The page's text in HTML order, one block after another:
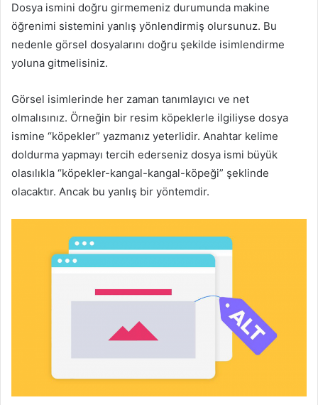
Dosya ismini doğru girmemeniz durumunda makine
öğrenimi sistemini yanlış yönlendirmiş olursunuz. Bu
nedenle görsel dosyalarını doğru şekilde isimlendirme
yoluna gitmelisiniz.
Görsel isimlerinde her zaman tanımlayıcı ve net
olmalısınız. Örneğin bir resim köpeklerle ilgiliyse dosya
ismine “köpekler” yazmanız yeterlidir. Anahtar kelime
doldurma yapmayı tercih ederseniz dosya ismi büyük
olasılıkla “köpekler-kangal-kangal-köpeği” şeklinde
olacaktır. Ancak bu yanlış bir yöntemdir.